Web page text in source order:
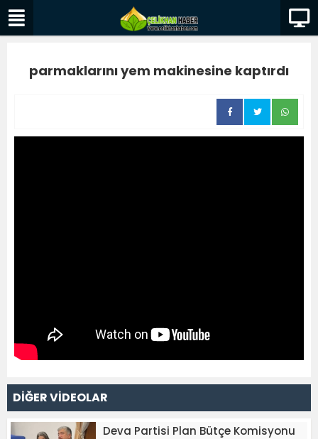
parmaklarını yem makinesine kaptırdı
DİĞER VİDEOLAR
Deva Partisi Plan Bütçe Komisyonu